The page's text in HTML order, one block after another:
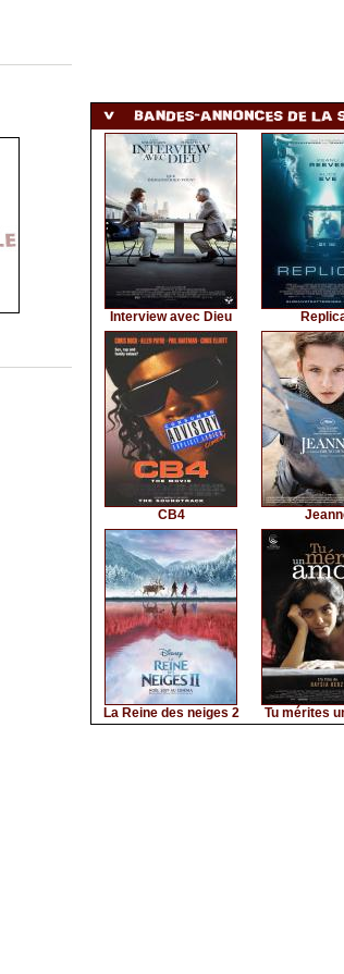
Interview avec Dieu
CB4
La Reine des neiges 2 Tu mérites